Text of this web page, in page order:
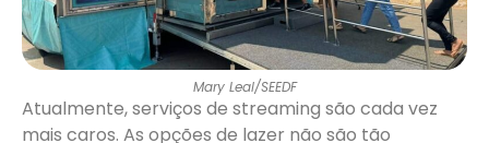
Mary Leal/SEEDF
Atualmente, serviços de streaming são cada vez
mais caros. As opções de lazer não são tão